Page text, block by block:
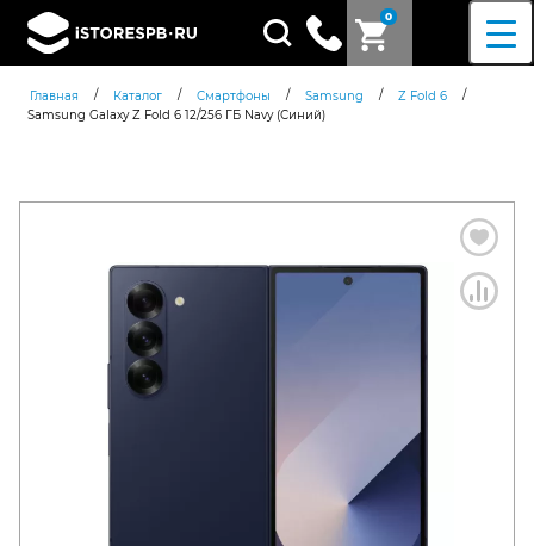
0
Поиск
товаров
Главная / Каталог / Смартфоны / Samsung / Z Fold 6
/
Samsung Galaxy Z Fold 6 12/256 ГБ Navy (Синий)
политикой